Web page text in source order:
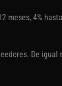
4%
De igual